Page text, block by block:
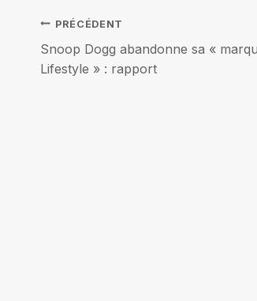
Navigation
de
PRÉCÉDENT
Snoop Dogg abandonne sa «
Lifestyle » : rapport